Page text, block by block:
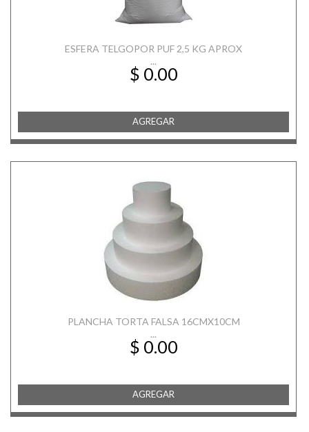
ESFERA TELGOPOR PUF 2,5 KG APROX
...
$ 0.00
AGREGAR
PLANCHA TORTA FALSA 16CMX10CM
...
$ 0.00
AGREGAR